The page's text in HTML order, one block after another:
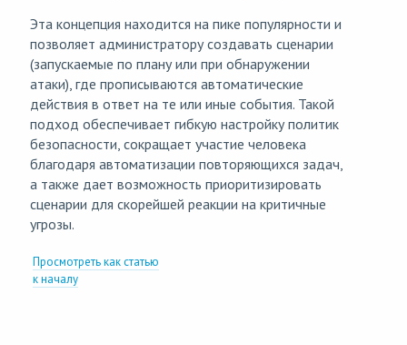
Эта концепция находится на пике популярности и
позволяет администратору создавать сценарии
(запускаемые по плану или при обнаружении
атаки), где прописываются автоматические
действия в ответ на те или иные события. Такой
подход обеспечивает гибкую настройку политик
безопасности, сокращает участие человека
благодаря автоматизации повторяющихся задач,
а также дает возможность приоритизировать
сценарии для скорейшей реакции на критичные
угрозы.
Просмотреть как статью
к началу